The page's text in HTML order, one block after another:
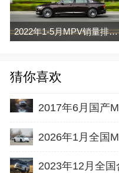
2022年1-5月MPV销量排行榜
猜你喜欢